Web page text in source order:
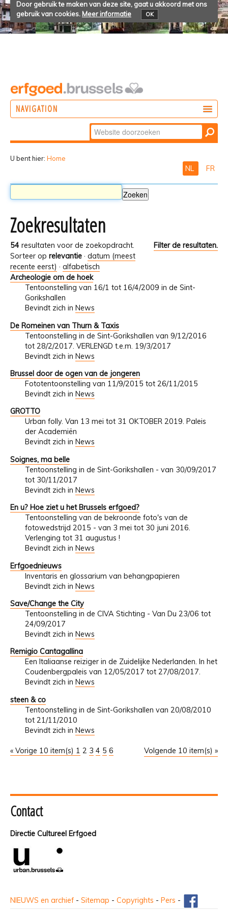
Door gebruik te maken van deze site, gaat u akkoord met ons
gebruik van cookies. Meer informatie OK
NAVIGATION
Zoek
Geavanceerd
U bent hier: Home
NL FR
Zoekresultaten
54 resultaten voor de zoekopdracht.
Filter de resultaten.
Sorteer op relevantie · datum (meest
recente eerst) · alfabetisch
Archeologie om de hoek
Tentoonstelling van 16/1 tot 16/4/2009 in de Sint-
Gorikshallen
Bevindt zich in News
De Romeinen van Thurn & Taxis
Tentoonstelling in de Sint-Gorikshallen van 9/12/2016
tot 28/2/2017. VERLENGD t.e.m. 19/3/2017
Bevindt zich in News
Brussel door de ogen van de jongeren
Fototentoonstelling van 11/9/2015 tot 26/11/2015
Bevindt zich in News
GROTTO
Urban folly. Van 13 mei tot 31 OKTOBER 2019. Paleis
der Academiën
Bevindt zich in News
Soignes, ma belle
Tentoonstelling in de Sint-Gorikshallen - van 30/09/2017
tot 30/11/2017
Bevindt zich in News
En u? Hoe ziet u het Brussels erfgoed?
Tentoonstelling van de bekroonde foto's van de
fotowedstrijd 2015 - van 3 mei tot 30 juni 2016.
Verlenging tot 31 augustus !
Bevindt zich in News
Erfgoednieuws
Inventaris en glossarium van behangpapieren
Bevindt zich in News
Save/Change the City
Tentoonstelling in de CIVA Stichting - Van Du 23/06 tot
24/09/2017
Bevindt zich in News
Remigio Cantagallina
Een Italiaanse reiziger in de Zuidelijke Nederlanden. In het
Coudenbergpaleis van 12/05/2017 tot 27/08/2017.
Bevindt zich in News
steen & co
Tentoonstelling in de Sint-Gorikshallen van 20/08/2010
tot 21/11/2010
Bevindt zich in News
« Vorige 10 item(s) Volgende 10 item(s) »
1 2 3 4 5 6
Contact
Directie Cultureel Erfgoed
NIEUWS en archief - Sitemap - Copyrights - Pers -